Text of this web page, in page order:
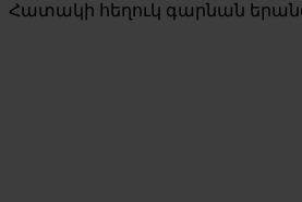
Հատակի հեղուկ գարնան